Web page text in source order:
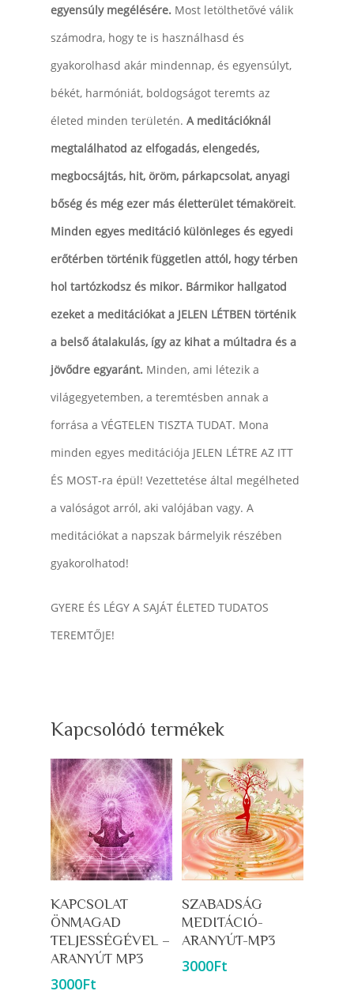
egyensúly megélésére. Most letölthetővé válik
számodra, hogy te is használhasd és
gyakorolhasd akár mindennap, és egyensúlyt,
békét, harmóniát, boldogságot teremts az
életed minden területén. A meditációknál
megtalálhatod az elfogadás, elengedés,
megbocsájtás, hit, öröm, párkapcsolat, anyagi
bőség és még ezer más életterület témaköreit.
Minden egyes meditáció különleges és egyedi
erőtérben történik független attól, hogy térben
hol tartózkodsz és mikor. Bármikor hallgatod
ezeket a meditációkat a JELEN LÉTBEN történik
a belső átalakulás, így az kihat a múltadra és a
jövődre egyaránt. Minden, ami létezik a
világegyetemben, a teremtésben annak a
forrása a VÉGTELEN TISZTA TUDAT. Mona
minden egyes meditációja JELEN LÉTRE AZ ITT
ÉS MOST-ra épül! Vezettetése által megélheted
a valóságot arról, aki valójában vagy. A
meditációkat a napszak bármelyik részében
gyakorolhatod!
GYERE ÉS LÉGY A SAJÁT ÉLETED TUDATOS
TEREMTŐJE!
Kapcsolódó termékek
KAPCSOLAT
ÖNMAGAD
TELJESSÉGÉVEL –
ARANYÚT MP3
3000Ft
Kosárba Teszem
SZABADSÁG
MEDITÁCIÓ-
ARANYÚT-MP3
3000Ft